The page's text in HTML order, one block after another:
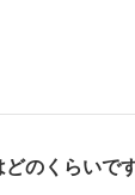
のくらいで